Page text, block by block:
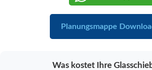
Planungsmappe
Was kostet Ihre